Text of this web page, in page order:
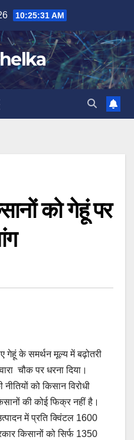
10:25:31 AM
को गेहूं पर
गेहूं के समर्थन मूल्य में बढ़ोतरी
चौक पर धरना दिया।
को किसान विरोधी
की कोई फिक्र नहीं है।
में प्रति क्विंटल 1600
किसानों को सिर्फ 1350